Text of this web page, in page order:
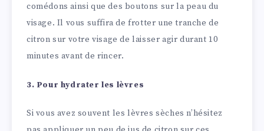
comédons ainsi que des boutons sur la peau du
visage. Il vous suffira de frotter une tranche de
citron sur votre visage de laisser agir durant 10
minutes avant de rincer.
3. Pour hydrater les lèvres
Si vous avez souvent les lèvres sèches n’hésitez